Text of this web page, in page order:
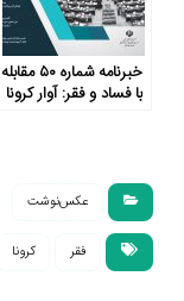
خبرنامه شماره ۵۰ مقابله
با فساد و فقر: آوار کرونا
عکس‌نوشت
فقر کرونا